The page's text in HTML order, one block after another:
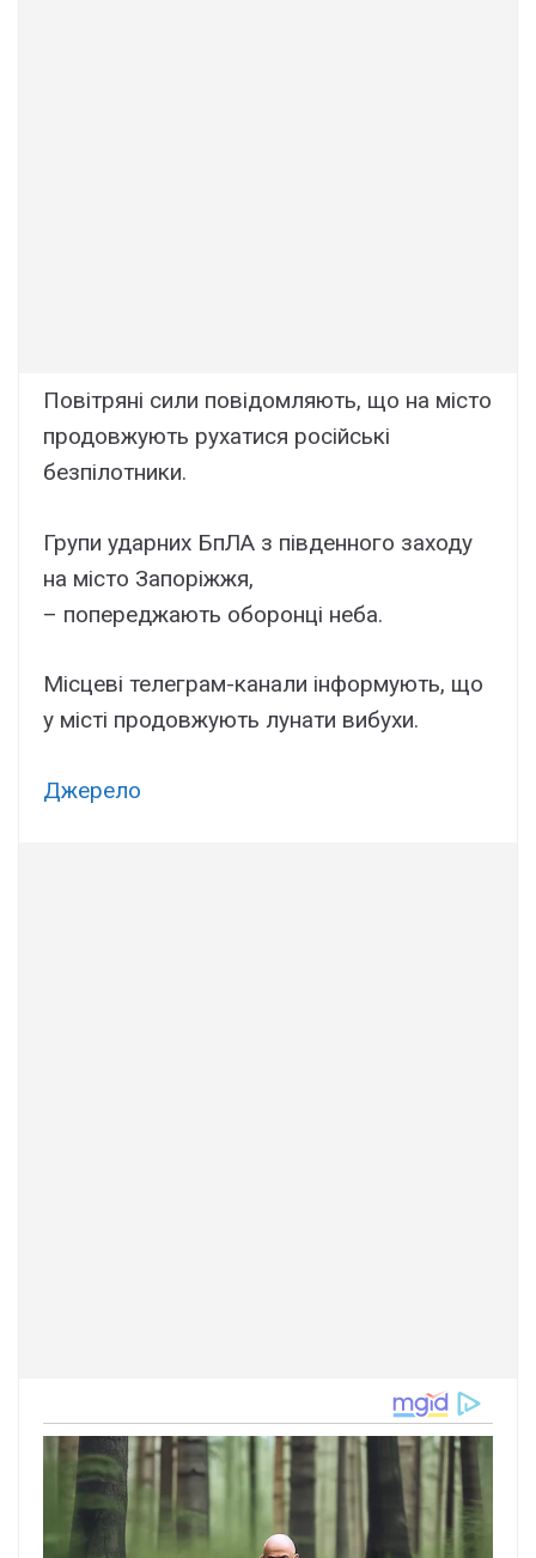
Повітряні сили повідомляють, що на місто
продовжують рухатися російські
безпілотники.
Групи ударних БпЛА з південного заходу
на місто Запоріжжя,
– попереджають оборонці неба.
Місцеві телеграм-канали інформують, що
у місті продовжують лунати вибухи.
Джерело